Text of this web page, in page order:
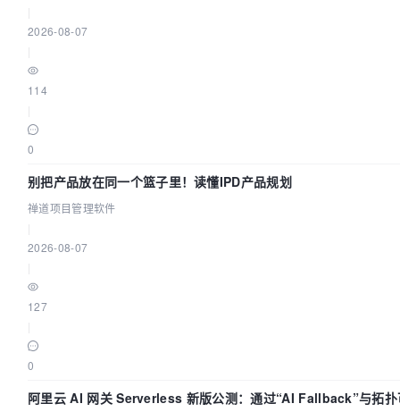
2026-08-07
114
0
别把产品放在同一个篮子里！读懂IPD产品规划
禅道项目管理软件
2026-08-07
127
0
阿里云 AI 网关 Serverless 新版公测：通过“AI Fallback”与拓扑